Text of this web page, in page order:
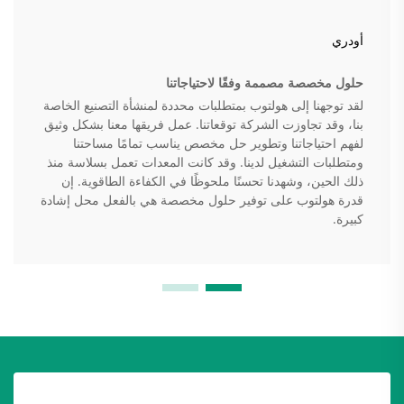
أودري
حلول مخصصة مصممة وفقًا لاحتياجاتنا
لقد توجهنا إلى هولتوب بمتطلبات محددة لمنشأة التصنيع الخاصة
بنا، وقد تجاوزت الشركة توقعاتنا. عمل فريقها معنا بشكل وثيق
لفهم احتياجاتنا وتطوير حل مخصص يناسب تمامًا مساحتنا
ومتطلبات التشغيل لدينا. وقد كانت المعدات تعمل بسلاسة منذ
ذلك الحين، وشهدنا تحسنًا ملحوظًا في الكفاءة الطاقوية. إن
قدرة هولتوب على توفير حلول مخصصة هي بالفعل محل إشادة
كبيرة.